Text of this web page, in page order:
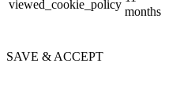
viewed_cookie_policy
months
SAVE & ACCEPT